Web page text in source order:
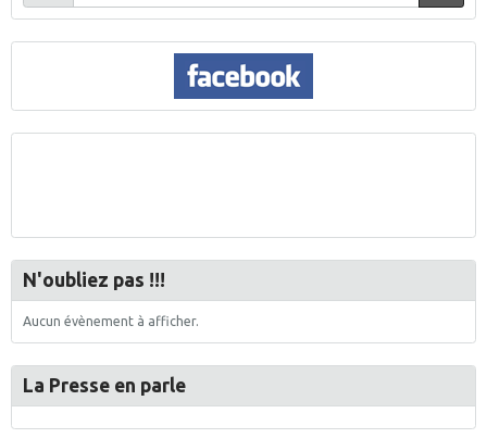
N'oubliez pas !!!
Aucun évènement à afficher.
La Presse en parle